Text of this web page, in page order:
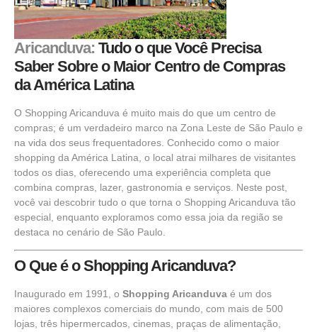
Aricanduva: Tudo o que Você Precisa
Saber Sobre o Maior Centro de Compras
da América Latina
O Shopping Aricanduva é muito mais do que um centro de
compras; é um verdadeiro marco na Zona Leste de São Paulo e
na vida dos seus frequentadores. Conhecido como o maior
shopping da América Latina, o local atrai milhares de visitantes
todos os dias, oferecendo uma experiência completa que
combina compras, lazer, gastronomia e serviços. Neste post,
você vai descobrir tudo o que torna o Shopping Aricanduva tão
especial, enquanto exploramos como essa joia da região se
destaca no cenário de São Paulo.
O Que é o Shopping Aricanduva?
Inaugurado em 1991, o Shopping Aricanduva é um dos
maiores complexos comerciais do mundo, com mais de 500
lojas, três hipermercados, cinemas, praças de alimentação,